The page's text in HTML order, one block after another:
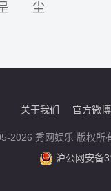
尘
关于我们 官方微博
2026 秀网娱乐 版权所
沪公网安备